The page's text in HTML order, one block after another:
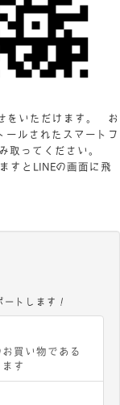
をいただけます。 お
ルされたスマートフ
取ってください。
すとLINEの画面に飛
トします！
買い物である
す